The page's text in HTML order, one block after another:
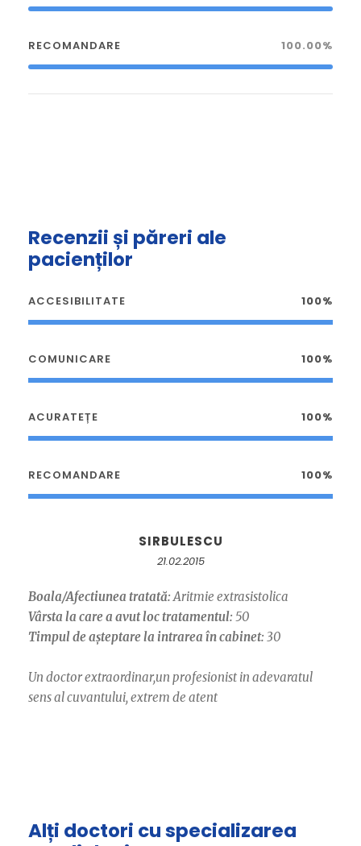
RECOMANDARE 100.00%
Recenzii și păreri ale
pacienților
ACCESIBILITATE 100%
COMUNICARE 100%
ACURATEȚE 100%
RECOMANDARE 100%
SIRBULESCU
21.02.2015
Boala/Afectiunea tratată:Aritmie extrasistolica
Vârsta la care a avut loc tratamentul: 50
Timpul de așteptare la intrarea în cabinet: 30
Un doctor extraordinar,un profesionist in adevaratul
sens al cuvantului, extrem de atent
Alți doctori cu specializarea